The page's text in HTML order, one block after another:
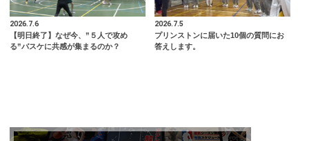
2026.7.6
【明日終了】なぜ今、”５人で攻め
る”バスケに共感が集まるのか？
2026.7.5
プリンストンに届いた10個の質問にお
答えします。